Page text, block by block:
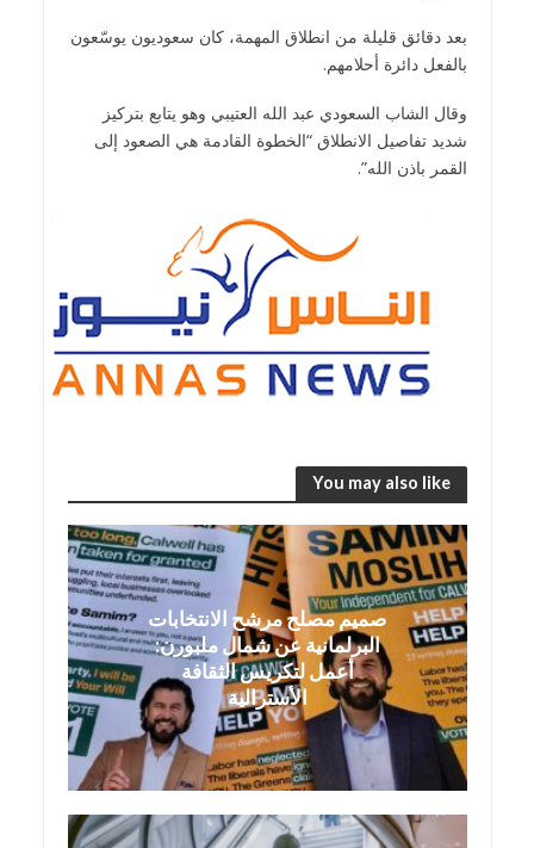
بعد دقائق قليلة من انطلاق المهمة، كان سعوديون يوسّعون
بالفعل دائرة أحلامهم.
وقال الشاب السعودي عبد الله العتيبي وهو يتابع بتركيز
شديد تفاصيل الانطلاق “الخطوة القادمة هي الصعود إلى
القمر باذن الله”.
You may also like
صميم مصلح مرشح الانتخابات
البرلمانية عن شمال ملبورن:
أعمل لتكريس الثقافة
الأسترالية